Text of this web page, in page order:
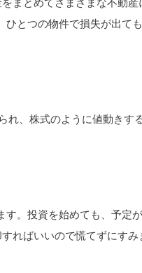
とつの物件で損失が出ても
れ、株式のように値動きす
す。投資を始めても、予定
ればいいので慌てずにすみ